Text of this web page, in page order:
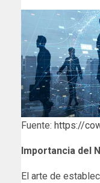
Fuente: https://
Importancia del
El arte de